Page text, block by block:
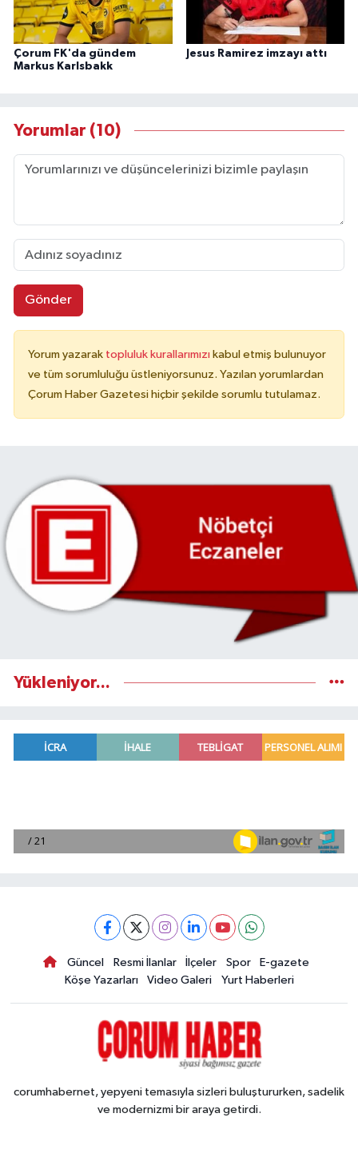
Çorum FK'da gündem
Markus Karlsbakk
Jesus Ramirez imzayı attı
Yorumlar (10)
Gönder
Yorum yazarak topluluk kurallarımızı kabul etmiş bulunuyor
ve tüm sorumluluğu üstleniyorsunuz. Yazılan yorumlardan
Çorum Haber Gazetesi hiçbir şekilde sorumlu tutulamaz.
Yükleniyor...
Güncel Resmi İlanlar İlçeler Spor
E-gazete
Köşe Yazarları
Video Galeri Yurt Haberleri
corumhabernet, yepyeni temasıyla sizleri buluştururken, sadelik
ve modernizmi bir araya getirdi.